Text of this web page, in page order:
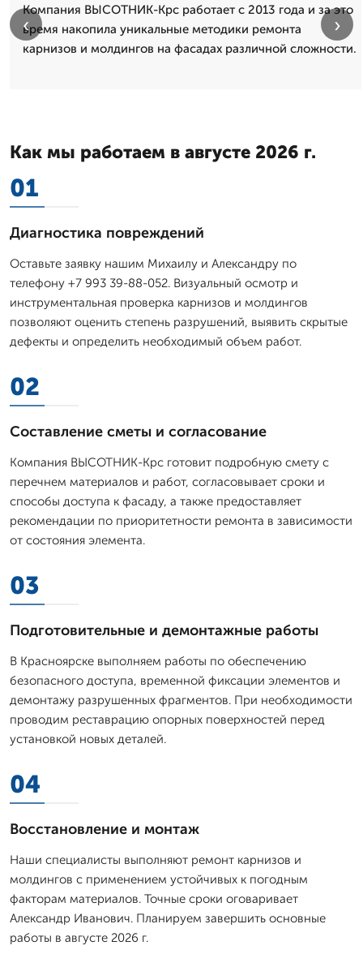
Компания ВЫСОТНИК-Крс работает с 2013 года и за это
время накопила уникальные методики ремонта
карнизов и молдингов на фасадах различной сложности.
‹ ›
Как мы работаем в августе 2026 г.
01
Диагностика повреждений
Оставьте заявку нашим Михаилу и Александру по
телефону +7 993 39-88-052. Визуальный осмотр и
инструментальная проверка карнизов и молдингов
позволяют оценить степень разрушений, выявить скрытые
дефекты и определить необходимый объем работ.
02
Составление сметы и согласование
Компания ВЫСОТНИК-Крс готовит подробную смету с
перечнем материалов и работ, согласовывает сроки и
способы доступа к фасаду, а также предоставляет
рекомендации по приоритетности ремонта в зависимости
от состояния элемента.
03
Подготовительные и демонтажные работы
В Красноярске выполняем работы по обеспечению
безопасного доступа, временной фиксации элементов и
демонтажу разрушенных фрагментов. При необходимости
проводим реставрацию опорных поверхностей перед
установкой новых деталей.
04
Восстановление и монтаж
Наши специалисты выполняют ремонт карнизов и
молдингов с применением устойчивых к погодным
факторам материалов. Точные сроки оговаривает
Александр Иванович. Планируем завершить основные
работы в августе 2026 г.